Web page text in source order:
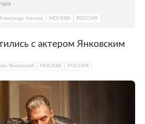
Носков МОСКВА РОССИЯ
с актером Янковским
Янковский МОСКВА РОССИЯ